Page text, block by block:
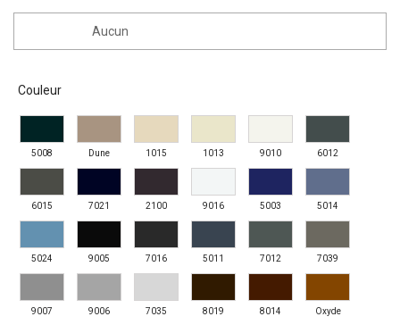
Aucun
Couleur
5008 Dune 1015 1013 9010 6012
6015 7021 2100 9016 5003 5014
5024 9005 7016 5011 7012 7039
9007 9006 7035 8019 8014 Oxyde